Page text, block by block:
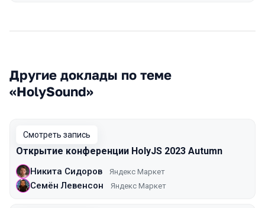
Другие доклады по теме
«HolySound»
Смотреть запись
Открытие конференции HolyJS 2023 Autumn
Никита Сидоров Яндекс Маркет
Семён Левенсон Яндекс Маркет